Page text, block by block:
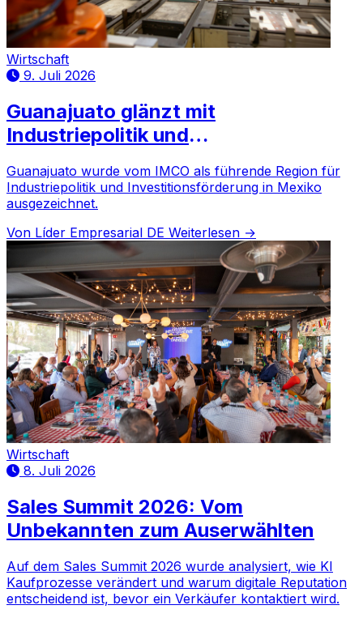
Wirtschaft
9. Juli 2026
Guanajuato glänzt mit
Industriepolitik und
Guanajuato wurde vom IMCO als führende Region für
Industriepolitik und Investitionsförderung in Mexiko
ausgezeichnet.
Von Líder Empresarial DE Weiterlesen →
Wirtschaft
8. Juli 2026
Sales Summit 2026: Vom
Unbekannten zum Auserwählten
Auf dem Sales Summit 2026 wurde analysiert, wie KI
Kaufprozesse verändert und warum digitale Reputation
entscheidend ist, bevor ein Verkäufer kontaktiert wird.